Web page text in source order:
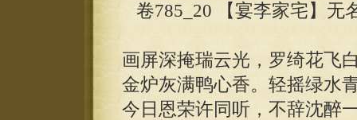
卷785_20 【宴李家宅】无
画屏深掩瑞云光，罗绮花飞
金炉灰满鸭心香。轻摇绿水
今日恩荣许同听，不辞沈醉